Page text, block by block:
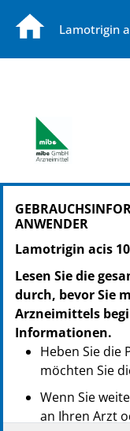
Lamotrigin
PZN: 04051856
PPN: 110405185678
GTIN: 04260577691124
PZN: 04051862
PPN: 110405186244
GTIN:
PZN: 04051879
PPN: 110405187934
GTIN:
ANWENDER
Lamotrigin acis
Lesen Sie die
durch, bevor Sie
Arzneimittels
Informationen.
Heben Sie die
möchten Sie
Wenn Sie
an Ihren Arzt